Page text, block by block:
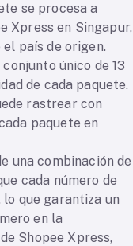
se procesa a
Xpress en Singapur,
país de origen.
único de 13
de cada paquete.
rastrear con
paquete en
una combinación de
cada número de
que garantiza un
en la
Shopee Xpress,